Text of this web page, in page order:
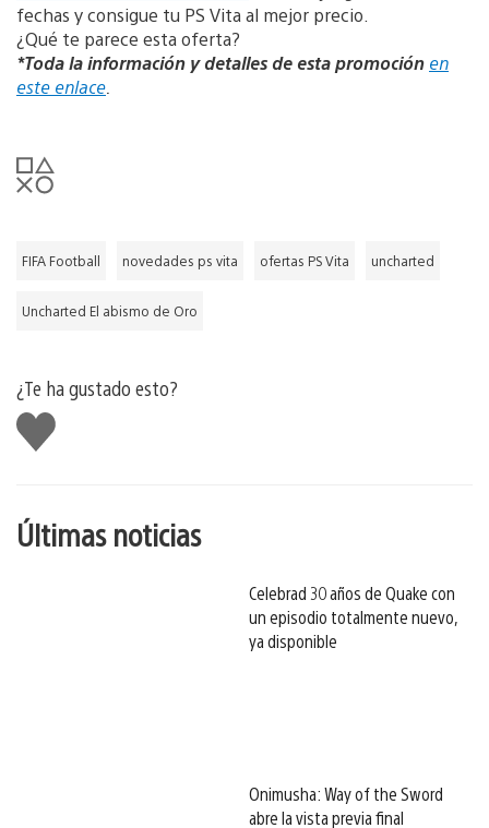
fechas y consigue tu PS Vita al mejor precio.
¿Qué te parece esta oferta?
*Toda la información y detalles de esta promoción en
este enlace.
FIFA Football novedades ps vita ofertas PS Vita uncharted
Uncharted El abismo de Oro
¿Te ha gustado esto?
Me
gusta
Últimas noticias
Celebrad 30 años de Quake con
un episodio totalmente nuevo,
ya disponible
Onimusha: Way of the Sword
abre la vista previa final